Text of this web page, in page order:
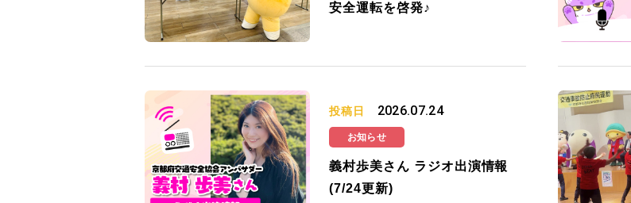
安全運転を啓発♪
投稿日 2026.07.24
お知らせ
義村歩美さん ラジオ出演情報
(7/24更新)